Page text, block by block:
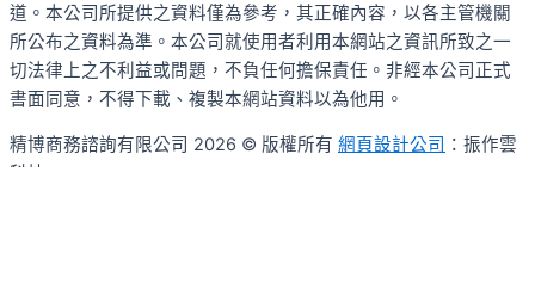
道。本公司所提供之資料僅為參考，其正確內容，以各主管機關
所公布之資料為準。本公司就使用者利用本網站之資訊所致之一
切法律上之不利益或問題，不負任何擔保責任。非經本公司正式
書面同意，不得下載、複製本網站資料以為他用。
精博商務諮詢有限公司 2026 © 版權所有 網頁設計公司 ：振作雲
科技